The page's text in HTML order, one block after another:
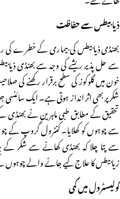
ذیابیطس سے حفاظت
بھنڈی ذیابیطس کی بیماری کے خطرے
سے حل پذیر ریشے کی وجہ سے بھنڈی
خون میں گلوکوز کی سطح برقرار رکھنے
شکر پر بھی اثر انداز ہوتی ہے۔ ایک
تحقیق کے مطابق طبی ماہرین نے بھنڈی
سے چوہوں کو کھلایا۔ کنٹرول گروپ کے
سے پتا چلا کہ بھنڈی کھانے سے شکر
زیابیطس کا علاج کیے جانے والے چوہوں
کولیسٹرول میں کمی